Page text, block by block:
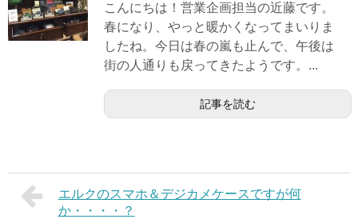
こんにちは！営業企画担当の近藤です。
春になり、やっと暖かくなってまいりま
したね。今日は春の嵐も止んで、午後は
街の人通りも戻ってきたようです。...
記事を読む
エルクのスマホ＆デジカメケースですが何
か・・・・？